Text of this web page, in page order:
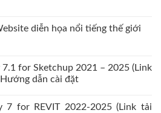
diễn họa nổi tiếng thế giới
7.1 for Sketchup 2021 – 2025 (Link
dẫn cài đặt
7 for REVIT 2022-2025 (Link tải